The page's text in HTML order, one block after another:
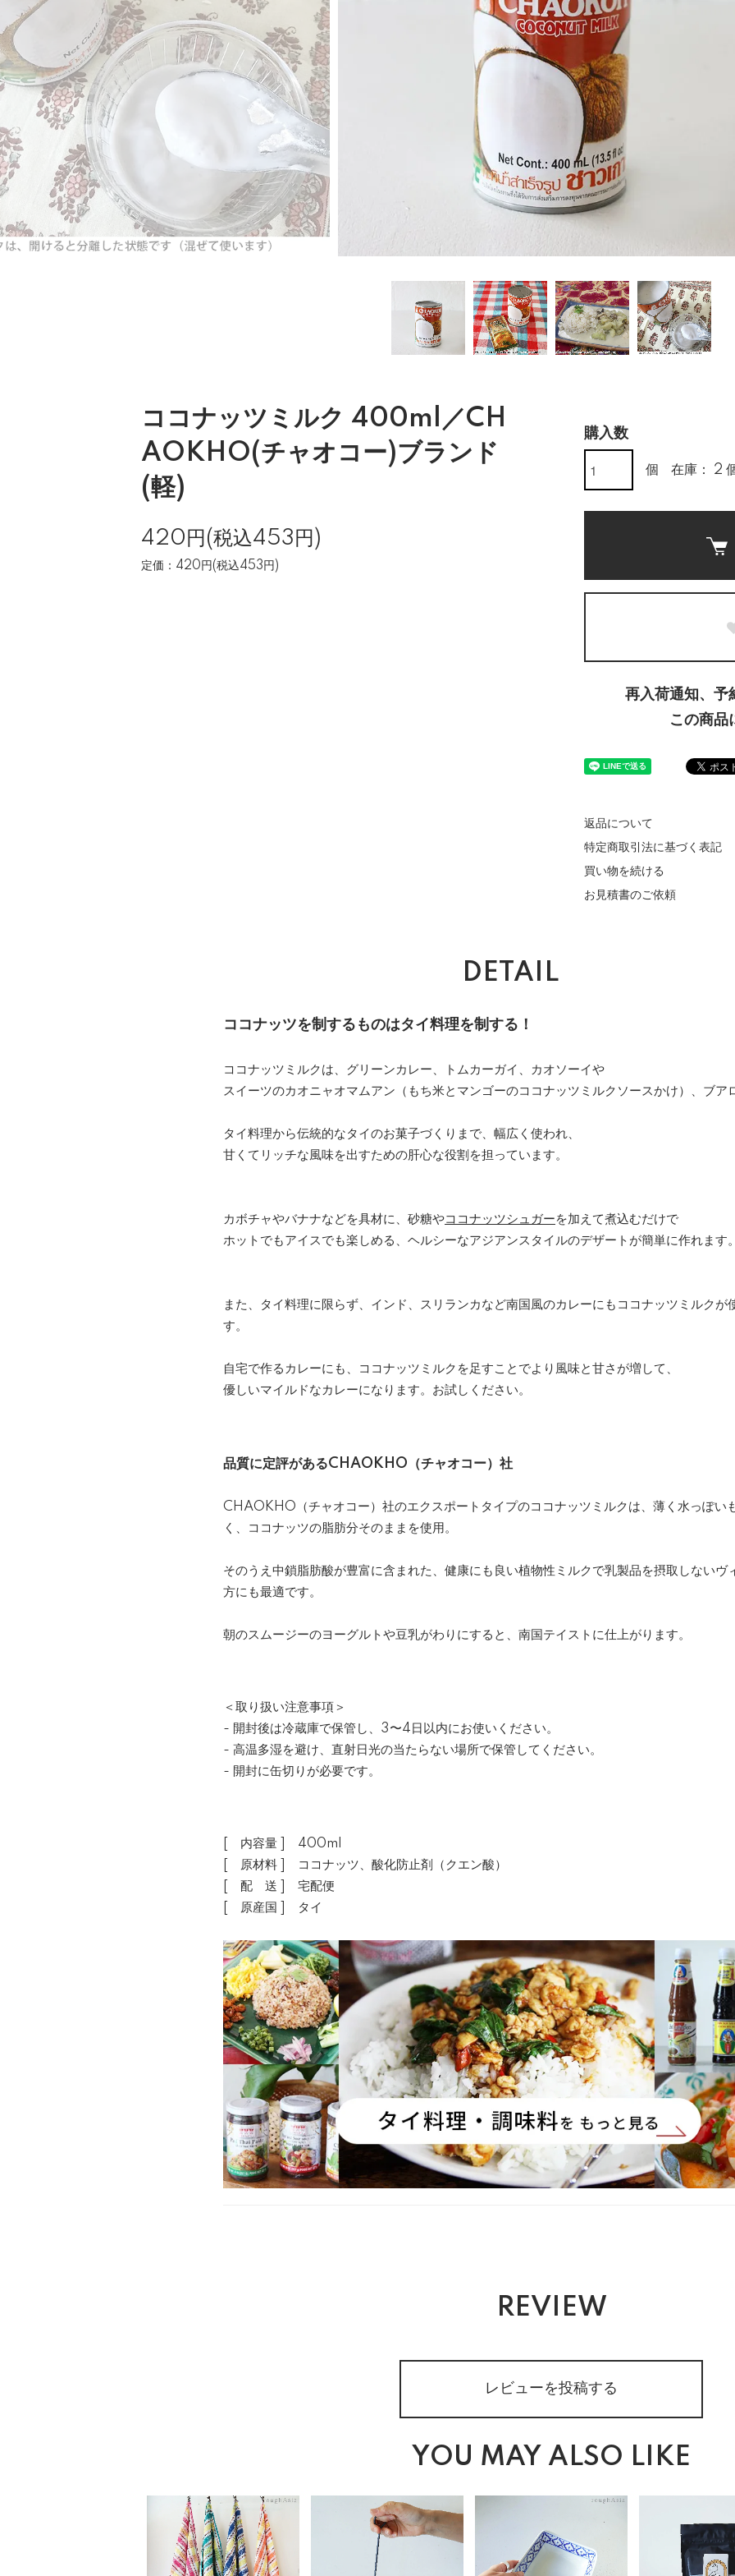
ココナッツミルク 400ml／CH
AOKHO(チャオコー)ブランド
(軽)
420円(税込453円)
定価：420円(税込453円)
購入数
個 在庫： 2
再入荷通知、予
この商品
返品について
特定商取引法に基づく表記
買い物を続ける
お見積書のご依頼
DETAIL
ココナッツを制するものはタイ料理を制する！
ココナッツミルクは、グリーンカレー、トムカーガイ、カオソーイや
スイーツのカオニャオマムアン（もち米とマンゴーのココナッツミルクソースかけ）、ブア
タイ料理から伝統的なタイのお菓子づくりまで、幅広く使われ、
甘くてリッチな風味を出すための肝心な役割を担っています。
カボチャやバナナなどを具材に、砂糖やココナッツシュガーを加えて煮込むだけで
ホットでもアイスでも楽しめる、ヘルシーなアジアンスタイルのデザートが簡単に作れます。
また、タイ料理に限らず、インド、スリランカなど南国風のカレーにもココナッツミルクが
す。
自宅で作るカレーにも、ココナッツミルクを足すことでより風味と甘さが増して、
優しいマイルドなカレーになります。お試しください。
品質に定評があるCHAOKHO（チャオコー）社
CHAOKHO（チャオコー）社のエクスポートタイプのココナッツミルクは、薄く水っぽい
く、ココナッツの脂肪分そのままを使用。
そのうえ中鎖脂肪酸が豊富に含まれた、健康にも良い植物性ミルクで乳製品を摂取しないヴ
方にも最適です。
朝のスムージーのヨーグルトや豆乳がわりにすると、南国テイストに仕上がります。
＜取り扱い注意事項＞
- 開封後は冷蔵庫で保管し、3〜4日以内にお使いください。
- 高温多湿を避け、直射日光の当たらない場所で保管してください。
- 開封に缶切りが必要です。
[ 内容量 ] 400ml
[ 原材料 ] ココナッツ、酸化防止剤（クエン酸）
[ 配 送 ] 宅配便
[ 原産国 ] タイ
REVIEW
レビューを投稿する
YOU MAY ALSO LIKE